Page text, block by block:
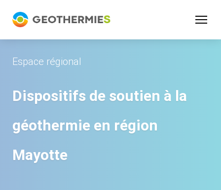
Espace régional
Dispositifs de soutien à la
géothermie en région
Mayotte